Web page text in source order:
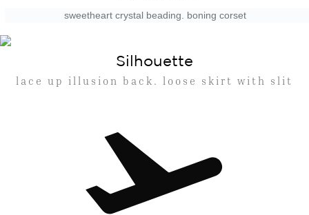
sweetheart crystal beading. boning corset
Silhouette
lace up illusion back. loose skirt with slit